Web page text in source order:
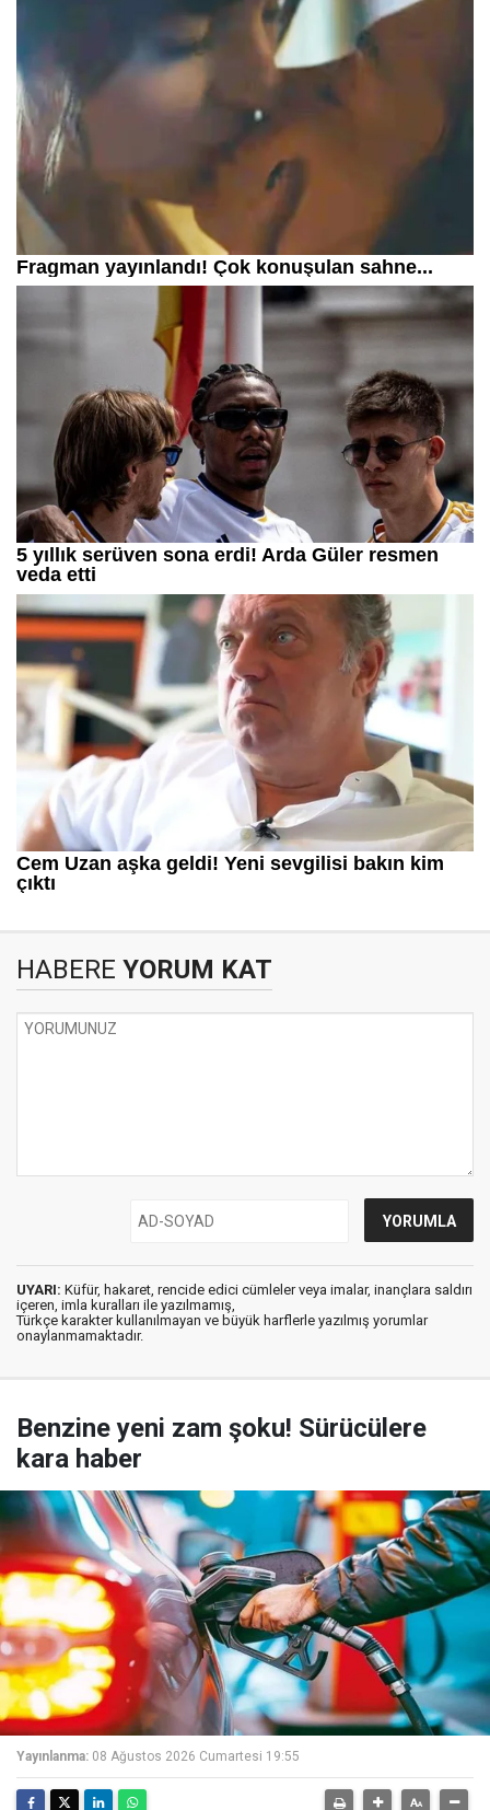
HABERE YORUM KAT
UYARI: Küfür, hakaret, rencide edici cümleler veya imalar, inançlara saldırı
içeren, imla kuralları ile yazılmamış,
Türkçe karakter kullanılmayan ve büyük harflerle yazılmış yorumlar
onaylanmamaktadır.
Benzine yeni zam şoku! Sürücülere
kara haber
Yayınlanma: 08 Ağustos 2026 Cumartesi 19:55